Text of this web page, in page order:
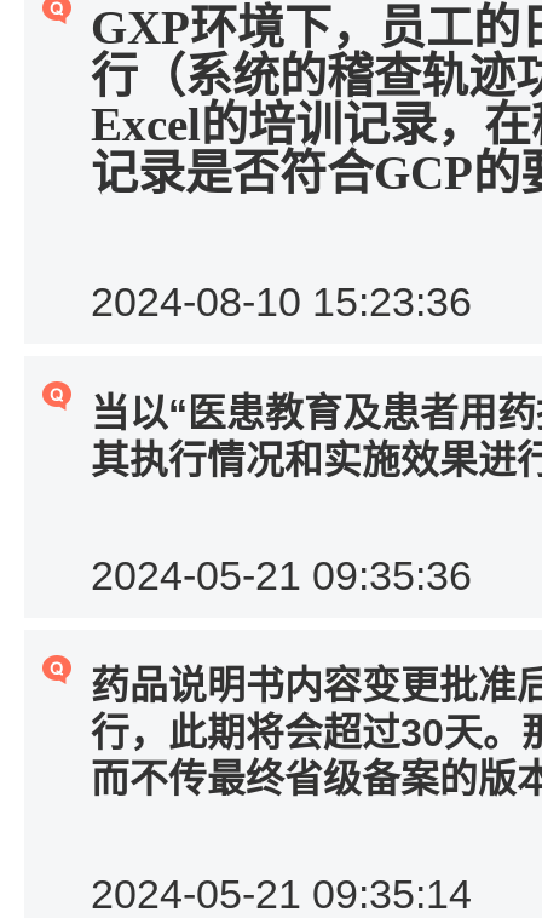
GXP环境下，员工的
行（系统的稽查轨迹
Excel的培训记录，
记录是否符合GCP的
2024-08-10 15:23:36
当以“ 医患教育及患者用
其执行情况和实施效果进
2024-05-21 09:35:36
药品说明书内容变更批准
行，此期将会超过30天。
而不传最终省级备案的版
2024-05-21 09:35:14